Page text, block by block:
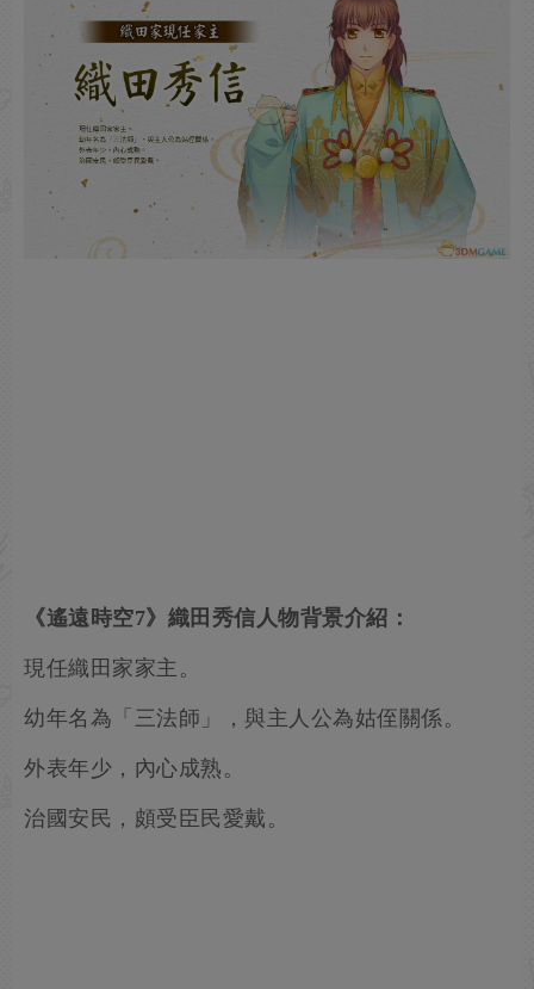
《遙遠時空7》織田秀信人物背景介紹：
現任織田家家主。
幼年名為「三法師」，與主人公為姑侄關係。
外表年少，內心成熟。
治國安民，頗受臣民愛戴。